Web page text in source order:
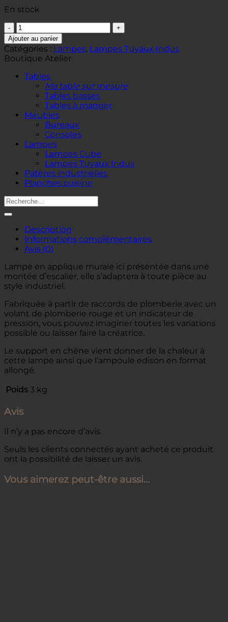
En stock
quantité
de
Applique
industrielle
Ajouter au panier
Catégories : Lampes, Lampes Tuyaux Indus
Boutique Atelier
Tables
Ma table sur mesure
Tables basses
Tables à manger
Meubles
Bureaux
Consoles
Lampes
Lampes Cube
Lampes Tuyaux Indus
Patères industrielles
Planches cuisine
Recherche
pour :
Description
Informations complémentaires
Avis (0)
Lampe en applique murale ici présentée dans une
montée d’escalier, elle s’adaptera à toute pièce au
style industriel.
Fabriquée à partir de raccords de plomberie avec un
volant de plomberie rouge et un indicateur de
pression, vous pouvez imaginer toutes les variations
possible ou laisser faire la créatrice.
Le support en chêne vient donner de la chaleur à
cette lampe ainsi que l’ampoule edison en format
allongé.
Poids 3 kg
Avis
Il n’y a pas encore d’avis.
Seuls les clients connectés ayant acheté ce produit
ont la possibilité de laisser un avis.
Vous aimerez peut-être aussi…